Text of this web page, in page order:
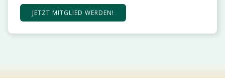
JETZT MITGLIED WERDEN!